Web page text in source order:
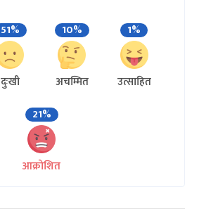
51%
दुःखी
10%
अचम्मित
1%
उत्साहित
21%
आक्रोशित